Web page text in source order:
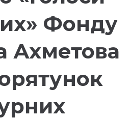
Фонду
Ахметова